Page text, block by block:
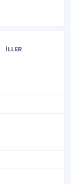
İLLER